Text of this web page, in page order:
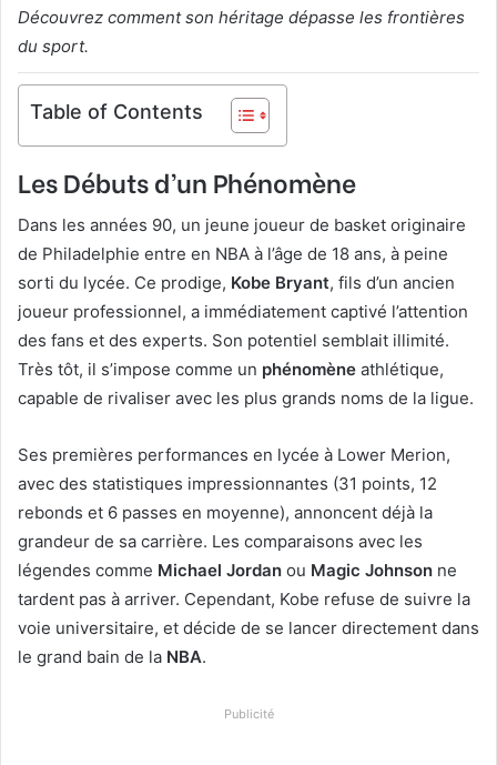
Découvrez comment son héritage dépasse les frontières
du sport.
Table of Contents
Les Débuts d’un Phénomène
Dans les années 90, un jeune joueur de basket originaire
de Philadelphie entre en NBA à l’âge de 18 ans, à peine
sorti du lycée. Ce prodige, Kobe Bryant, fils d’un ancien
joueur professionnel, a immédiatement captivé l’attention
des fans et des experts. Son potentiel semblait illimité.
Très tôt, il s’impose comme un phénomène athlétique,
capable de rivaliser avec les plus grands noms de la ligue.
Ses premières performances en lycée à Lower Merion,
avec des statistiques impressionnantes (31 points, 12
rebonds et 6 passes en moyenne), annoncent déjà la
grandeur de sa carrière. Les comparaisons avec les
légendes comme Michael Jordan ou Magic Johnson ne
tardent pas à arriver. Cependant, Kobe refuse de suivre la
voie universitaire, et décide de se lancer directement dans
le grand bain de la NBA.
Publicité